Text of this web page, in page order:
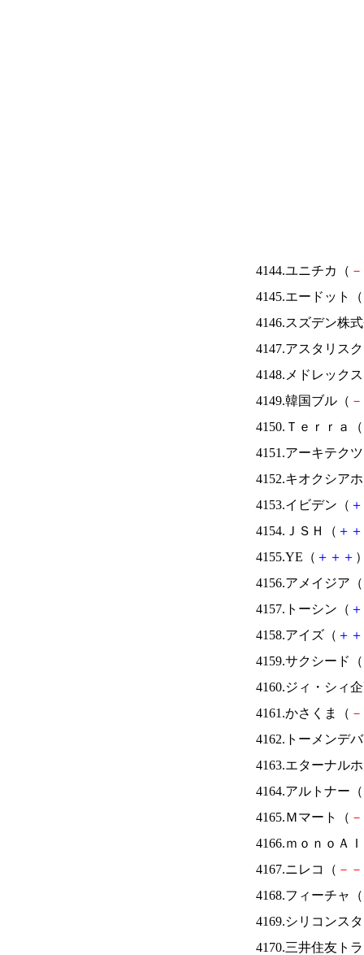
4144.ユニチカ（ －
4145.エードット（
4146.スズデン株
4147.アスタリス
4148.メドレック
4149.韓国ブル（ －
4150.Ｔｅｒｒａ（
4151.アーキテク
4152.キオクシア
4153.イビデン（ ＋
4154.ＪＳＨ（ ＋ ＋
4155.YE（ ＋ ＋ ＋
4156.アメイジア（
4157.トーシン（ ＋
4158.アイズ（ ＋ ＋
4159.サクシード（
4160.ジィ・シィ
4161.かさくま（ －
4162.トーメンデ
4163.エターナル
4164.アルトナー（
4165.Ｍマート（ －
4166.ｍｏｎｏＡ
4167.ニレコ（ － －
4168.フィーチャ（
4169.シリコンス
4170.三井住友ト